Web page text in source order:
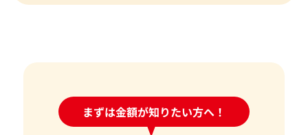
まずは金額が知りたい方へ！
24時間受付中!問い合わせフォーム